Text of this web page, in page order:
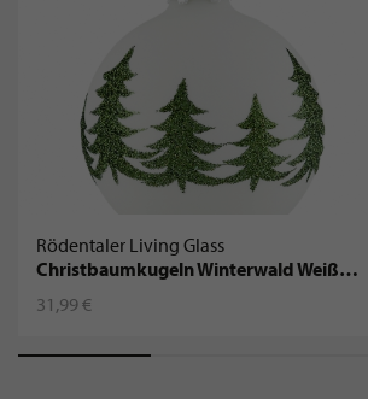
Rödentaler Living Glass
Christbaumkugeln Winterwald Weiß-Dunkelgrün
31,99 €